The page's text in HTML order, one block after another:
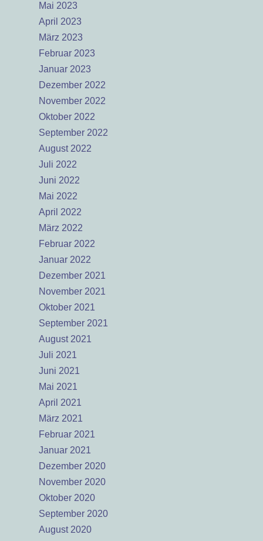
Mai 2023
April 2023
März 2023
Februar 2023
Januar 2023
Dezember 2022
November 2022
Oktober 2022
September 2022
August 2022
Juli 2022
Juni 2022
Mai 2022
April 2022
März 2022
Februar 2022
Januar 2022
Dezember 2021
November 2021
Oktober 2021
September 2021
August 2021
Juli 2021
Juni 2021
Mai 2021
April 2021
März 2021
Februar 2021
Januar 2021
Dezember 2020
November 2020
Oktober 2020
September 2020
August 2020